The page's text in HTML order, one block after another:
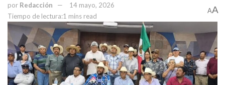
por Redacción
14 mayo, 2026
Tiempo de lectura:1 mins read
AA